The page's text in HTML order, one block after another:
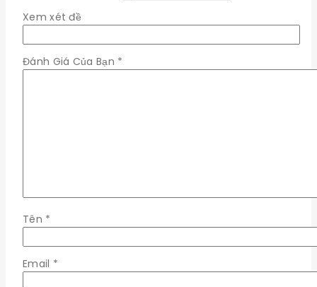
Xem xét đề
Đánh Giá Của Bạn *
Tên *
Email *